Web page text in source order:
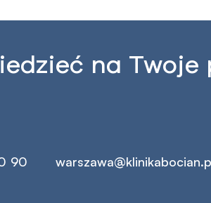
na Twoje
90